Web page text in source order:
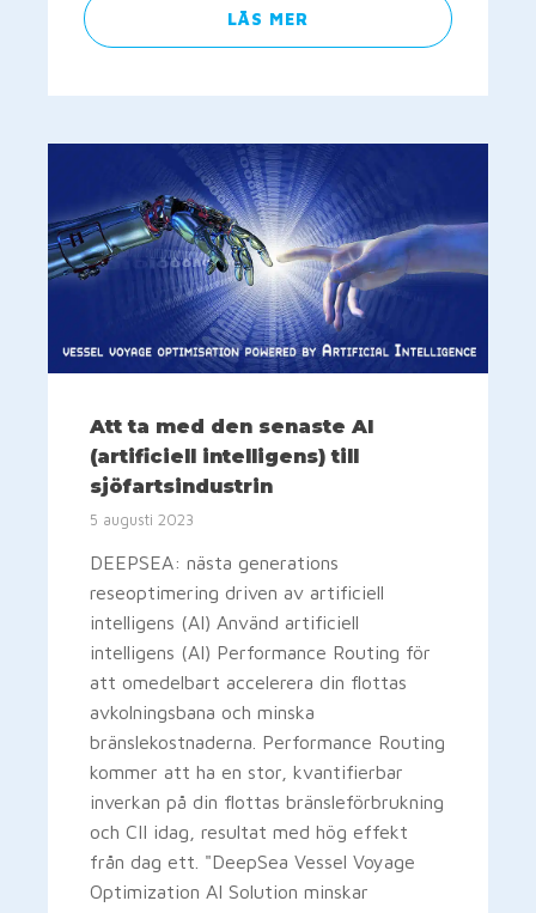
LÄS MER
Att ta med den senaste AI
(artificiell intelligens) till
sjöfartsindustrin
5 augusti 2023
DEEPSEA: nästa generations
reseoptimering driven av artificiell
intelligens (AI) Använd artificiell
intelligens (AI) Performance Routing för
att omedelbart accelerera din flottas
avkolningsbana och minska
bränslekostnaderna. Performance Routing
kommer att ha en stor, kvantifierbar
inverkan på din flottas bränsleförbrukning
och CII idag, resultat med hög effekt
från dag ett. "DeepSea Vessel Voyage
Optimization AI Solution minskar